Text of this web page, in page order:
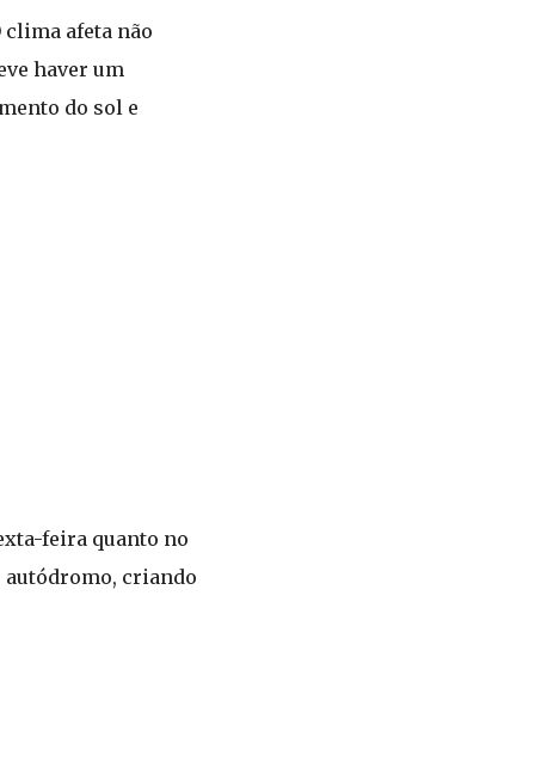
afeta não
haver um
do sol e
feira quanto no
autódromo, criando